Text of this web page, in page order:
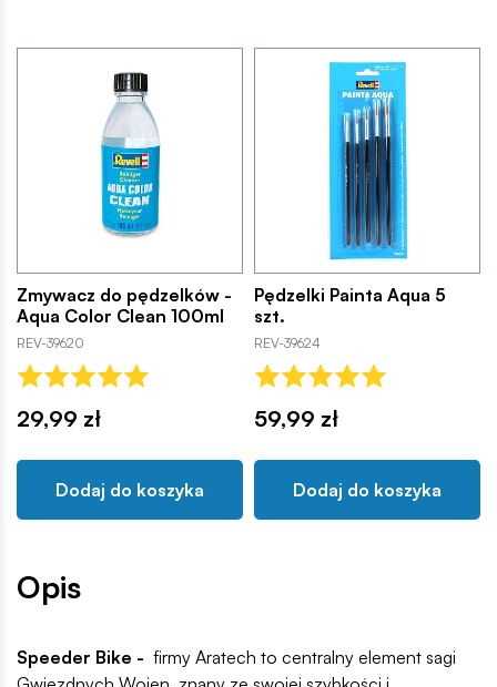
Zmywacz do pędzelków -
Aqua Color Clean 100ml
REV-39620
29,99 zł
Dodaj do koszyka
Pędzelki Painta Aqua 5
szt.
REV-39624
59,99 zł
Dodaj do koszyka
Opis
Speeder Bike - firmy Aratech to centralny element sagi